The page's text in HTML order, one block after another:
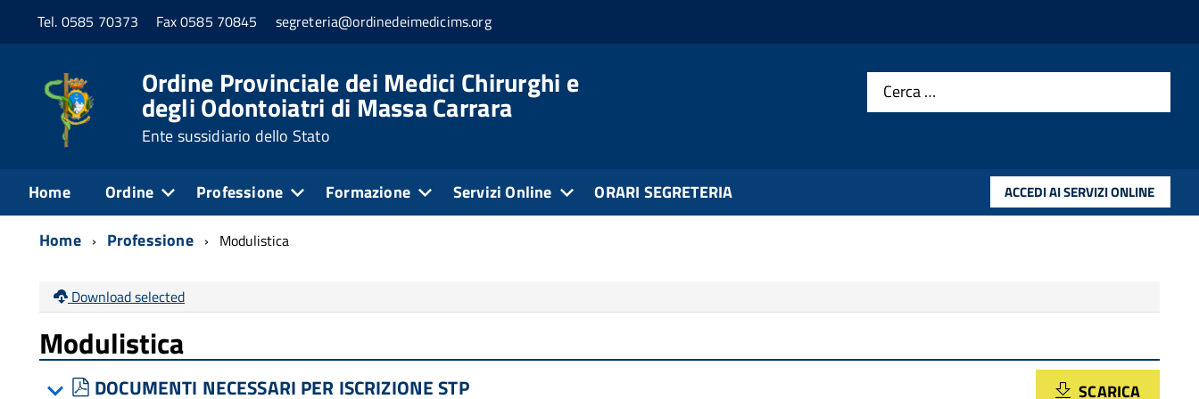
Tel. 0585 70373 Fax 0585 70845 segreteria@ordinedeimedicims.org
Ordine Provinciale dei Medici Chirurghi e
degli Odontoiatri di Massa Carrara
Ente sussidiario dello Stato
Cerca …
Home Ordine Professione Formazione Servizi Online ORARI SEGRETERIA ACCEDI AI SERVIZI ONLINE
Home Professione Modulistica
Download selected
Modulistica
pdf
DOCUMENTI NECESSARI PER ISCRIZIONE STP SCARICA